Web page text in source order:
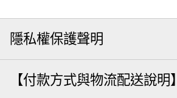
隱私權保護聲明
【付款方式與物流配送說明】